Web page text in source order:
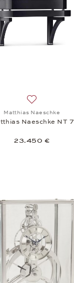
Matthias Naeschke
Naeschke NT 7
23.450 €